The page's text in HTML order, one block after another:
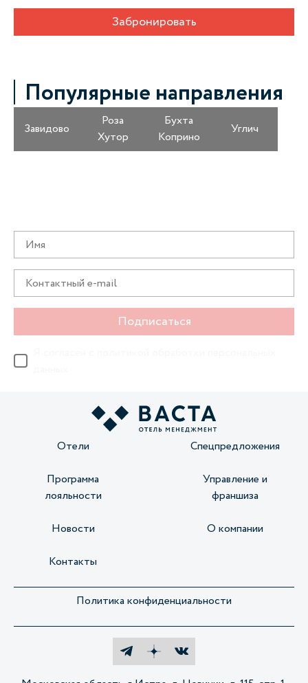
Забронировать
Популярные направления
Завидово
Роза
Хутор
Бухта
Коприно
Углич
Подписаться
Отели Спецпредложения
Программа
лояльности
Управление и
франшиза
Новости О компании
Контакты
Политика конфиденциальности